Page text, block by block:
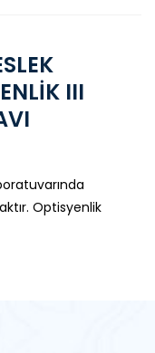
III
Optisyenlik